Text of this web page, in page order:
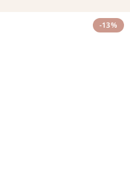
-13%